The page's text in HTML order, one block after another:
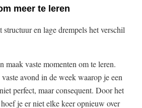
meer te leren
en lage drempels het verschil
maak vaste momenten om te leren.
avond in de week waarop je een
perfect, maar consequent. Door het
je er niet elke keer opnieuw over